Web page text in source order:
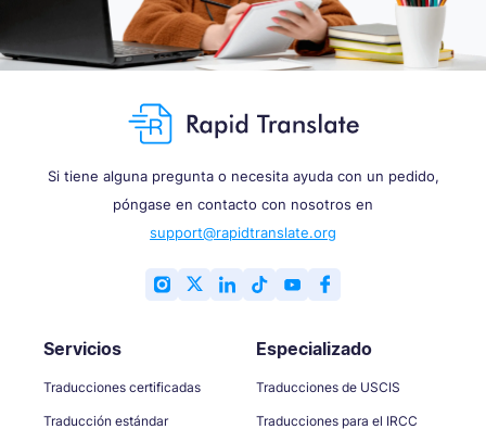
Si tiene alguna pregunta o necesita ayuda con un pedido,
póngase en contacto con nosotros en
support@rapidtranslate.org
Servicios
Traducciones certificadas
Traducción estándar
Especializado
Traducciones de USCIS
Traducciones para el IRCC